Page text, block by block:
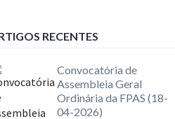
RECENTES
Convocatória de
Assembleia Geral
Ordinária da FPAS (18-
04-2026)